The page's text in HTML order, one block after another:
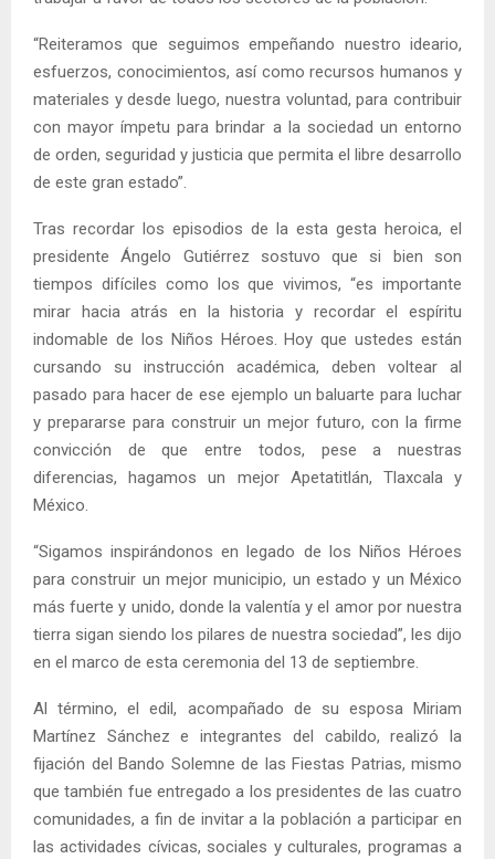
“Reiteramos que seguimos empeñando nuestro ideario,
esfuerzos, conocimientos, así como recursos humanos y
materiales y desde luego, nuestra voluntad, para contribuir
con mayor ímpetu para brindar a la sociedad un entorno
de orden, seguridad y justicia que permita el libre desarrollo
de este gran estado”.
Tras recordar los episodios de la esta gesta heroica, el
presidente Ángelo Gutiérrez sostuvo que si bien son
tiempos difíciles como los que vivimos, “es importante
mirar hacia atrás en la historia y recordar el espíritu
indomable de los Niños Héroes. Hoy que ustedes están
cursando su instrucción académica, deben voltear al
pasado para hacer de ese ejemplo un baluarte para luchar
y prepararse para construir un mejor futuro, con la firme
convicción de que entre todos, pese a nuestras
diferencias, hagamos un mejor Apetatitlán, Tlaxcala y
México.
“Sigamos inspirándonos en legado de los Niños Héroes
para construir un mejor municipio, un estado y un México
más fuerte y unido, donde la valentía y el amor por nuestra
tierra sigan siendo los pilares de nuestra sociedad”, les dijo
en el marco de esta ceremonia del 13 de septiembre.
Al término, el edil, acompañado de su esposa Miriam
Martínez Sánchez e integrantes del cabildo, realizó la
fijación del Bando Solemne de las Fiestas Patrias, mismo
que también fue entregado a los presidentes de las cuatro
comunidades, a fin de invitar a la población a participar en
las actividades cívicas, sociales y culturales, programas a